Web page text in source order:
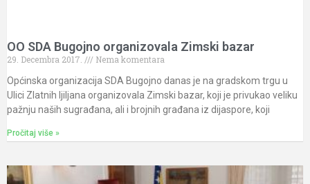
OO SDA Bugojno organizovala Zimski bazar
29. Decembra 2017.
Nema komentara
Općinska organizacija SDA Bugojno danas je na gradskom trgu u
Ulici Zlatnih ljiljana organizovala Zimski bazar, koji je privukao veliku
pažnju naših sugrađana, ali i brojnih građana iz dijaspore, koji
Pročitaj više »